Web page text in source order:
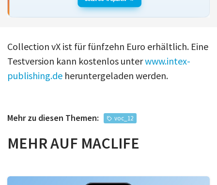
Collection vX ist für fünfzehn Euro erhältlich. Eine
Testversion kann kostenlos unterwww.intex-
publishing.de heruntergeladen werden.
Mehr zu diesen Themen: voc_12
MEHR AUF MACLIFE